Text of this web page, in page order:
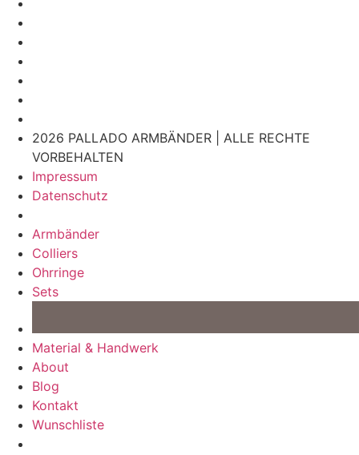
2026 PALLADO ARMBÄNDER | ALLE RECHTE
VORBEHALTEN
Impressum
Datenschutz
Armbänder
Colliers
Ohrringe
Sets
Material & Handwerk
About
Blog
Kontakt
Wunschliste